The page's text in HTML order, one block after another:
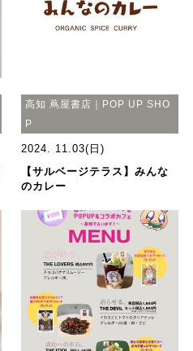
高知 蔦屋書店｜POP UP SHO
P
2024. 11.03(日)
【サルベージテラス】みんな
のカレー